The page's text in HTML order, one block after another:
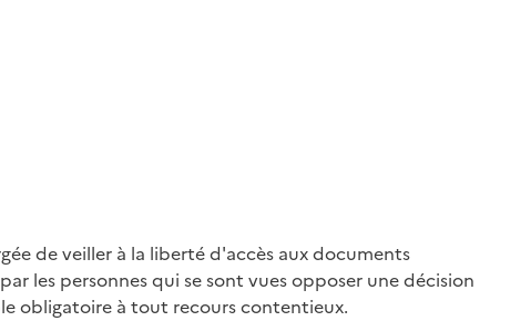
de veiller à la liberté d'accès aux documents
les personnes qui se sont vues opposer une décision
obligatoire à tout recours contentieux.